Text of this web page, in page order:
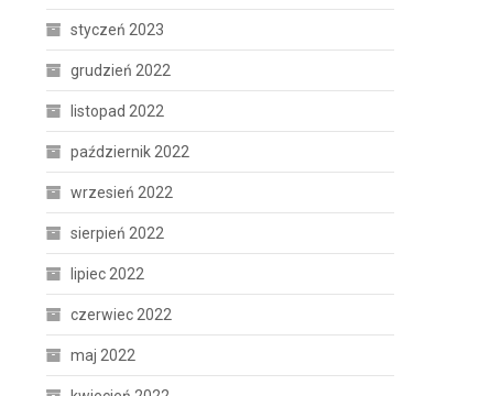
styczeń 2023
grudzień 2022
listopad 2022
październik 2022
wrzesień 2022
sierpień 2022
lipiec 2022
czerwiec 2022
maj 2022